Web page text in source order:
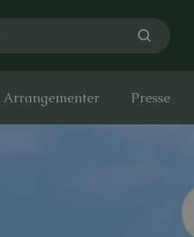
Arrangementer Presse